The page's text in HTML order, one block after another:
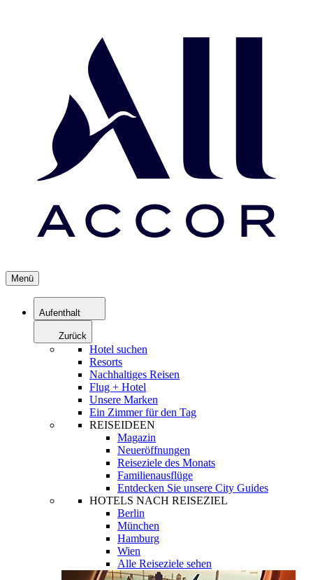
Menü
Aufenthalt
Zurück
Hotel suchen
Resorts
Nachhaltiges Reisen
Flug + Hotel
Unsere Marken
Ein Zimmer für den Tag
REISEIDEEN
Magazin
Neueröffnungen
Reiseziele des Monats
Familienausflüge
Entdecken Sie unsere City Guides
HOTELS NACH REISEZIEL
Berlin
München
Hamburg
Wien
Alle Reiseziele sehen